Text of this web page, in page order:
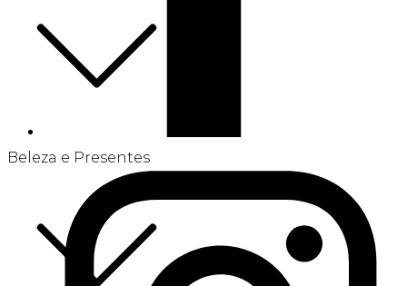
Beleza e Presentes